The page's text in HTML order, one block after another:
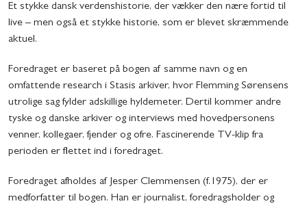
Et stykke dansk verdenshistorie, der vækker den nære fortid til
live – men også et stykke historie, som er blevet skræmmende
aktuel.
Foredraget er baseret på bogen af samme navn og en
omfattende research i Stasis arkiver, hvor Flemming Sørensens
utrolige sag fylder adskillige hyldemeter. Dertil kommer andre
tyske og danske arkiver og interviews med hovedpersonens
venner, kollegaer, fjender og ofre. Fascinerende TV-klip fra
perioden er flettet ind i foredraget.
Foredraget afholdes af Jesper Clemmensen (f.1975), der er
medforfatter til bogen. Han er journalist, foredragsholder og